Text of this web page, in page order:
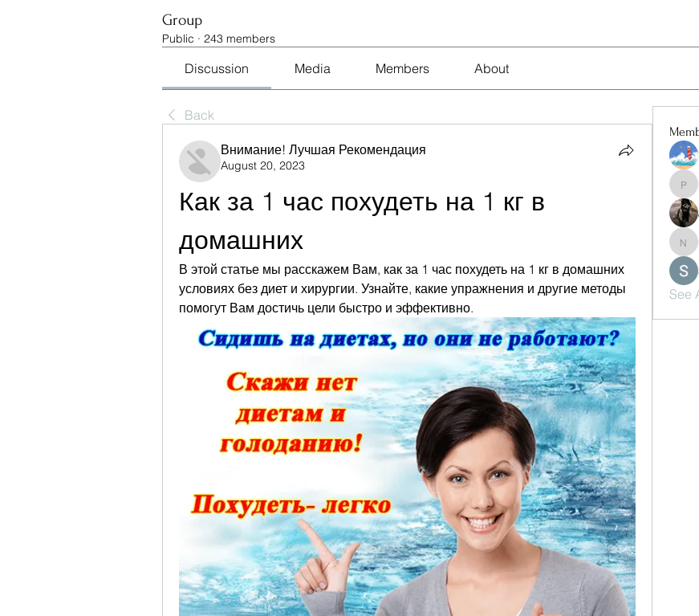
Group
Public · 243 members
Discussion Media Members About
Back
Внимание! Лучшая Рекомендация
August 20, 2023
Как за 1 час похудеть на 1 кг в
домашних
В этой статье мы расскажем Вам, как за 1 час похудеть на 1 кг в домашних
условиях без диет и хирургии. Узнайте, какие упражнения и другие методы
помогут Вам достичь цели быстро и эффективно.
See